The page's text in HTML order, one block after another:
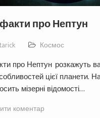
факти про Нептун
tarick Космос
про Нептун розкажуть
цієї планети.
мізерні відомості…
коментар